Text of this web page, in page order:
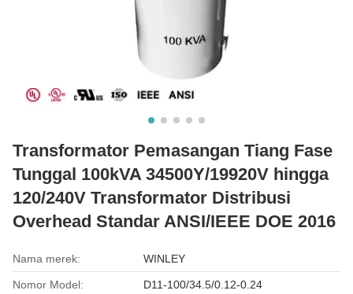
Transformator Pemasangan Tiang Fase
Tunggal 100kVA 34500Y/19920V hingga
120/240V Transformator Distribusi
Overhead Standar ANSI/IEEE DOE 2016
Nama merek: WINLEY
Nomor Model: D11-100/34.5/0.12-0.24